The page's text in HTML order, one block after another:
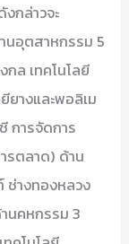
กล่าวจะ
นอุตสาหกรรม 5
กล เทคโนโลยี
ยางและพอลิเม
การจัดการ
รตลาด) ด้าน
างทองหลวง
คหกรรม 3